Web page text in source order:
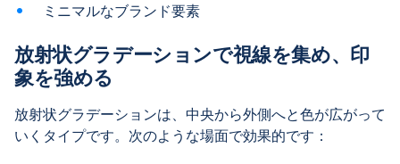
ミニマルなブランド要素
放射状グラデーションで視線を集め、印
象を強める
放射状グラデーションは、中央から外側へと色が広がって
いくタイプです。次のような場面で効果的です：